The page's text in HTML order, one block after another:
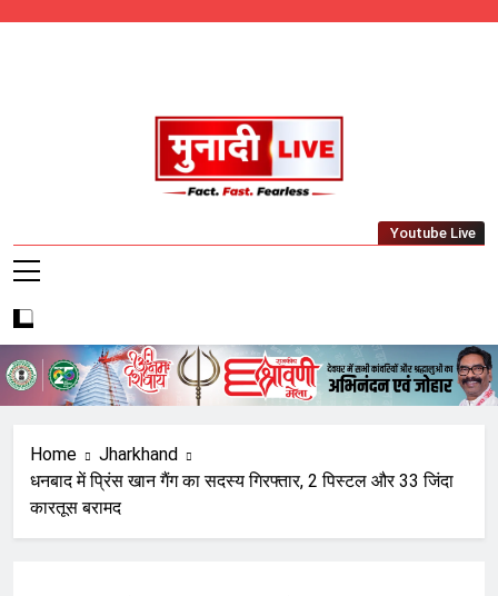
Munadi Live – Jharkhand's Leading Local
Youtube Live
Home
Jharkhand
धनबाद में प्रिंस खान गैंग का सदस्य गिरफ्तार, 2 पिस्टल और 33 जिंदा
कारतूस बरामद